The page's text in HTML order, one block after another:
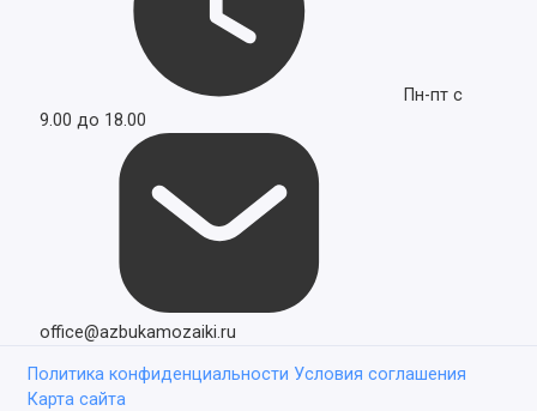
Пн-пт с
9.00 до 18.00
office@azbukamozaiki.ru
Политика конфиденциальности Условия соглашения
Карта сайта